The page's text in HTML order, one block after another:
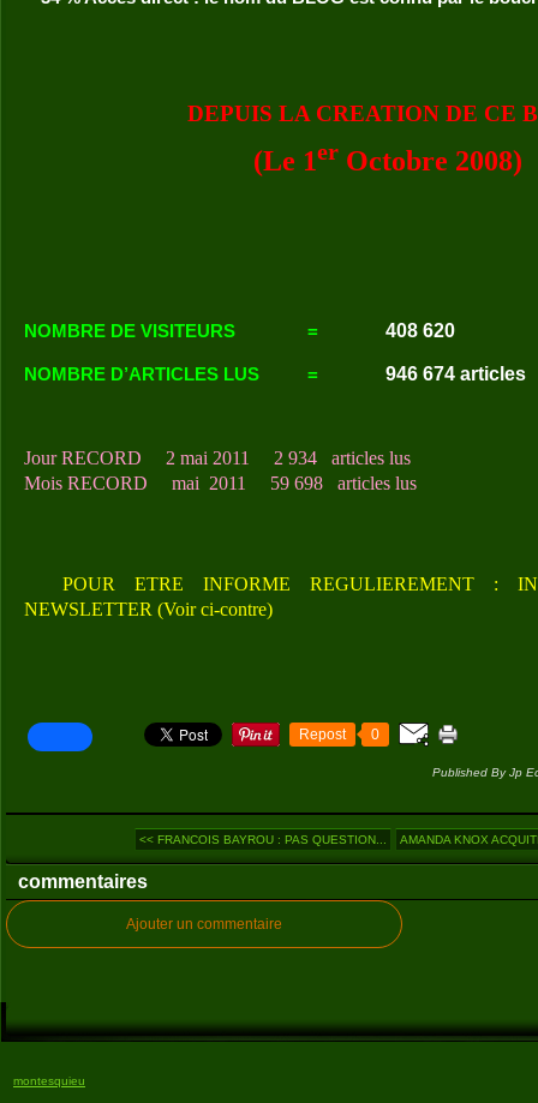
DEPUIS LA CREATION DE CE
(Le 1er Octobre 2008)
NOMBRE DE VISITEURS = 408 620
NOMBRE D’ARTICLES LUS = 946 674 articles
Jour RECORD 2 mai 2011
2 934 articles lus
Mois RECORD
mai 2011 59 698 articles lus
POUR ETRE INFORME REGULIEREMENT :
NEWSLETTER (Voir ci-contre)
Repost 0
Published By Jp
<< FRANCOIS BAYROU : PAS QUESTION... AMANDA KNOX
commentaires
Ajouter un commentaire
montesquieu